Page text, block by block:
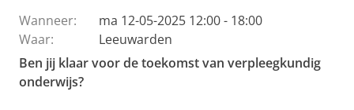
Wanneer:
ma 12-05-2025 12:00 - 18:00
Waar:
Leeuwarden
Ben jij klaar voor de toekomst van verpleegkundig
onderwijs?